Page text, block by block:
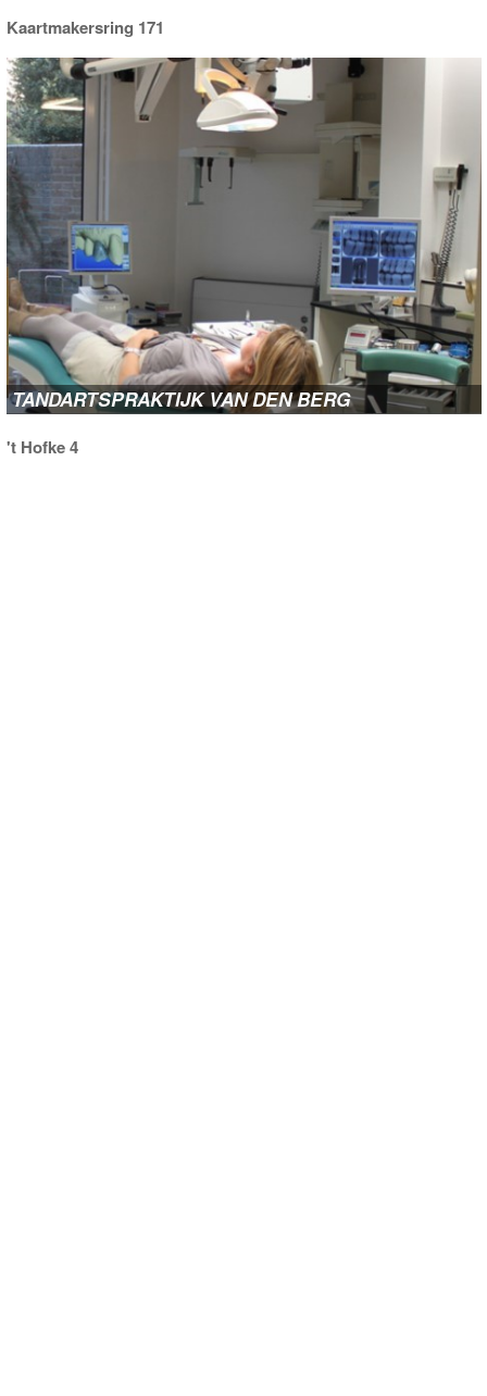
Kaartmakersring 171
TANDARTSPRAKTIJK VAN DEN BERG
't Hofke 4